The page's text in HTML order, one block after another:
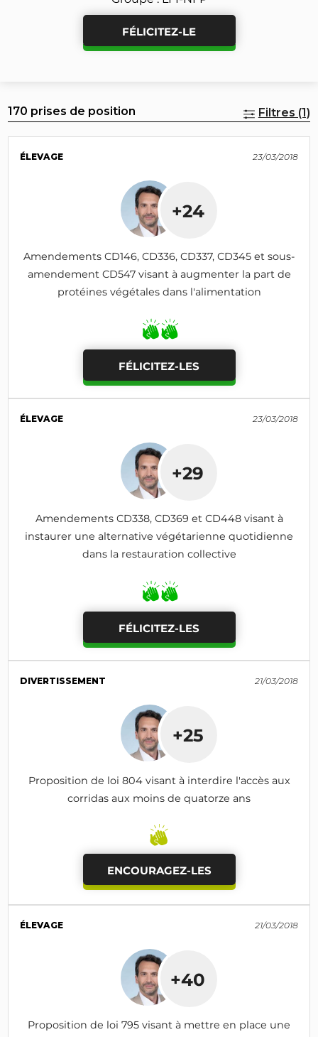
FÉLICITEZ-LE
170 prises de position Filtres (1)
ÉLEVAGE 23/03/2018
+24
Amendements CD146, CD336, CD337, CD345 et sous-
amendement CD547 visant à augmenter la part de
protéines végétales dans l'alimentation
FÉLICITEZ-LES
ÉLEVAGE 23/03/2018
+29
Amendements CD338, CD369 et CD448 visant à
instaurer une alternative végétarienne quotidienne
dans la restauration collective
FÉLICITEZ-LES
DIVERTISSEMENT 21/03/2018
+25
Proposition de loi 804 visant à interdire l'accès aux
corridas aux moins de quatorze ans
ENCOURAGEZ-LES
ÉLEVAGE 21/03/2018
+40
Proposition de loi 795 visant à mettre en place une